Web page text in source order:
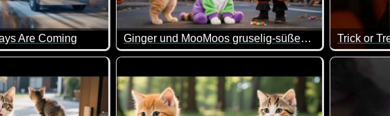
Jahren. Immer wieder sehr lieb, wenn Oma und Opa Bär nach
Are Coming
Video von Coca-Cola.
Ginger und MooMoos gruselig-süßes Halloween
Wenn das kein nettes Halloween-Video ist.
Trick or
Dieser